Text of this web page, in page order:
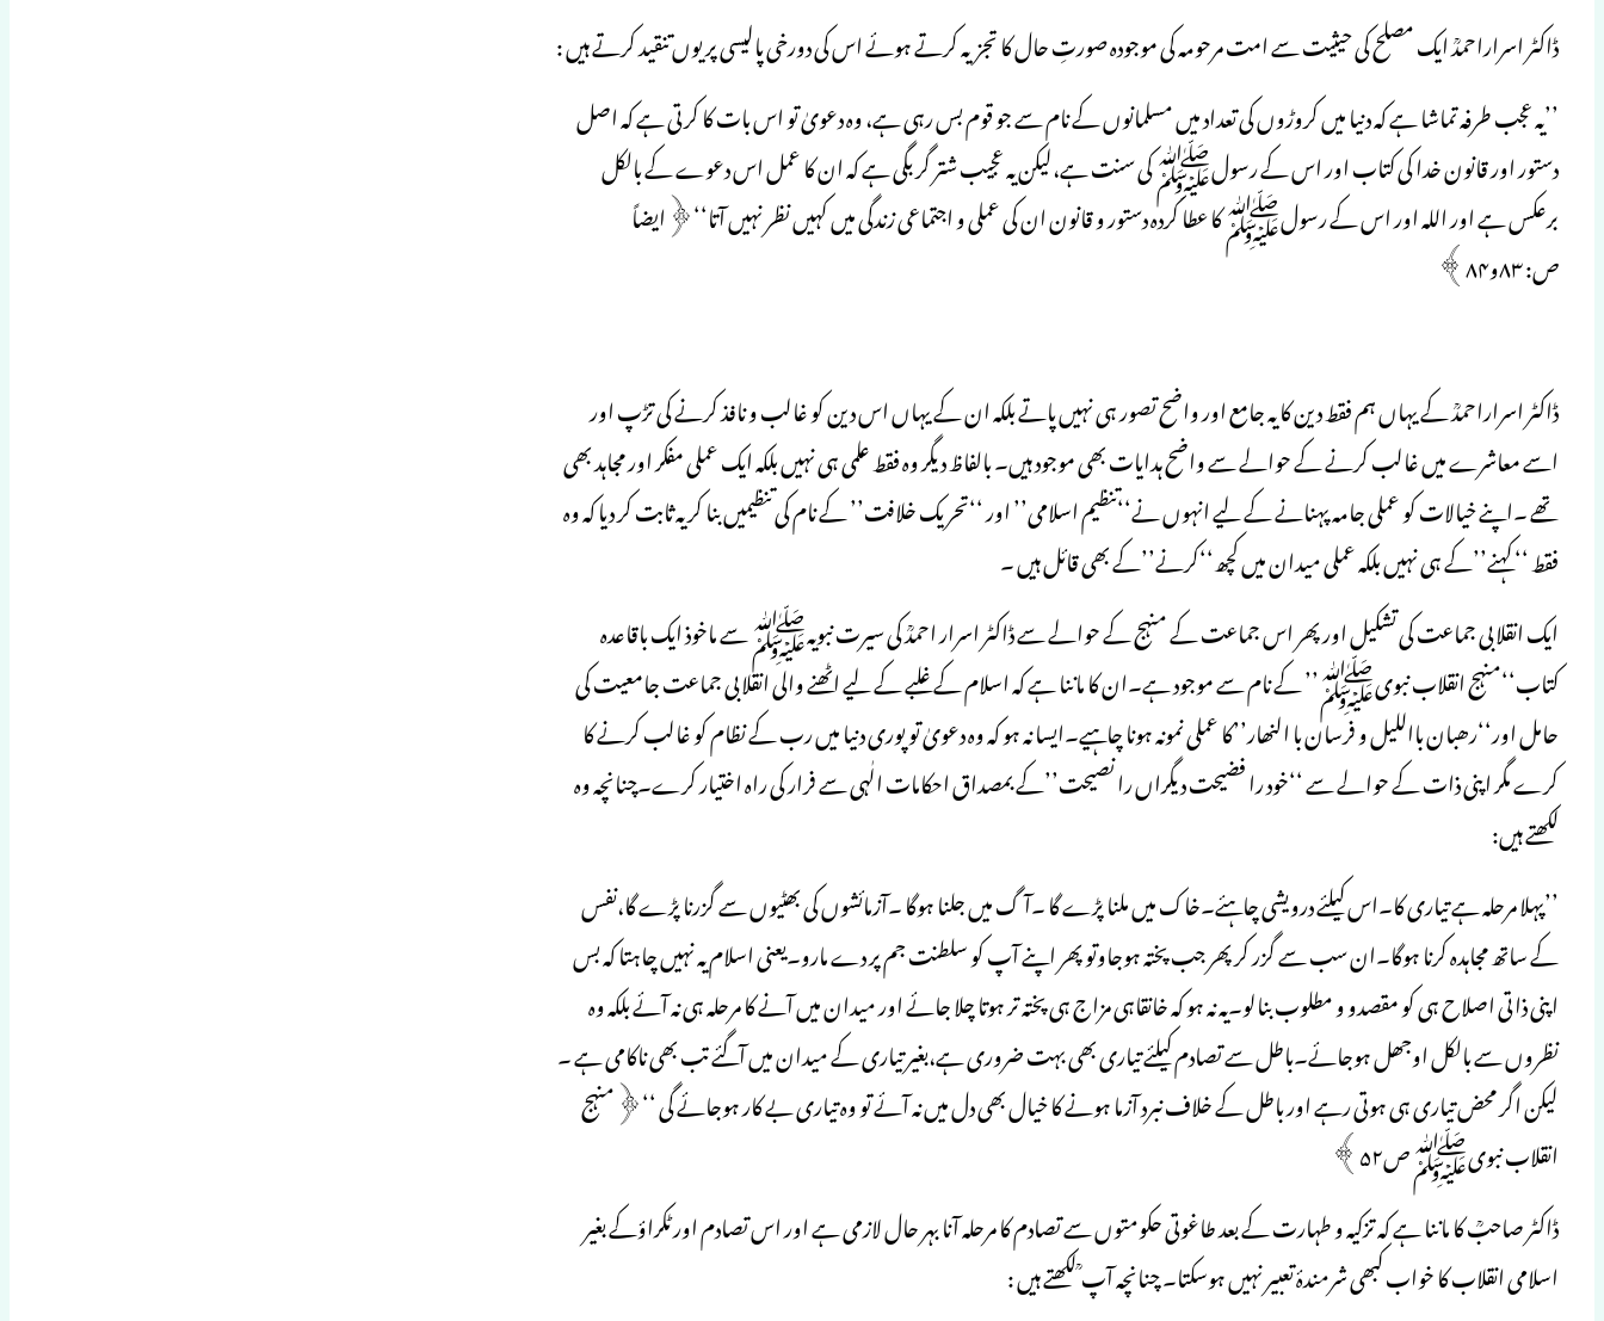
ڈاکٹر اسراراحمدؒ ایک مصلح کی حیثیت سے امت مرحومہ کی موجودہ صورتِ حال کا تجزیہ کرتے ہوئے اس کی دورخی پالیسی پر یوں تنقید کرتے ہیں :
’’یہ عجب طرفہ تماشا ہے کہ دنیا میں کروڑوں کی تعداد میں مسلمانوں کے نام سے جو قوم بس رہی ہے، وہ دعویٰ تو اس بات کا کرتی ہے کہ اصل
دستور اور قانون خدا کی کتاب اور اس کے رسولﷺ کی سنت ہے،لیکن یہ عجیب شتر گربگی ہے کہ ان کا عمل اس دعوے کے بالکل
برعکس ہے اور اللہ اور اس کے رسولﷺ کا عطا کردہ دستور و قانون ان کی عملی و اجتماعی زندگی میں کہیں نظر نہیں آتا‘‘﴿ایضاً
ص: ۸۳و۸۴﴾
ڈاکٹر اسراراحمدؒ کے یہاں ہم فقط دین کا یہ جامع اور واضح تصور ہی نہیں پاتے بلکہ ان کے یہاں اس دین کو غالب و نافذ کرنے کی تڑپ اور
اسے معاشرے میں غالب کرنے کے حوالے سے واضح ہدایات بھی موجود ہیں۔ بالفاظ دیگر وہ فقط علمی ہی نہیں بلکہ ایک عملی مفکر اور مجاہد بھی
تھے ۔اپنے خیالات کو عملی جامہ پہنانے کے لیے انہوں نے‘‘تنظیم اسلامی’’ اور ‘‘تحریک خلافت’’ کے نام کی تنظیمیں بنا کر یہ ثابت کر دیا کہ وہ
فقط ‘‘کہنے’’کے ہی نہیں بلکہ عملی میدان میں کچھ‘‘کرنے’’کے بھی قائل ہیں ۔
ایک انقلابی جماعت کی تشکیل اور پھر اس جماعت کے منہج کے حوالے سے ڈاکٹر اسرار احمدؒ کی سیرت نبویہﷺ سے ماخوذ ایک باقاعدہ
کتاب‘‘منہج انقلاب نبویﷺ’’ کے نام سے موجود ہے۔ان کا ماننا ہے کہ اسلام کے غلبے کے لیے اٹھنے والی انقلابی جماعت جامعیت کی
حامل اور‘‘رھبان بااللیل و فرسان با النھار’’کا عملی نمونہ ہونا چاہیے۔ایسا نہ ہو کہ وہ دعویٰ تو پوری دنیا میں رب کے نظام کو غالب کرنے کا
کرے مگر اپنی ذات کے حوالے سے ‘‘خود را فضیحت دیگراں را نصیحت’’کے بمصداق احکامات الٰہی سے فرار کی راہ اختیار کرے۔چنانچہ وہ
لکھتے ہیں:
’’پہلا مرحلہ ہے تیاری کا۔اس کیلئے درویشی چاہئے۔خاک میں ملنا پڑے گا ۔آگ میں جلنا ہوگا ۔آزمائشوں کی بھٹیوں سے گزرنا پڑے گا،نفس
کے ساتھ مجاہدہ کرنا ہوگا۔ان سب سے گزر کر پھر جب پختہ ہوجاوتو پھر اپنے آپ کو سلطنت جم پر دے مارو۔یعنی اسلام یہ نہیں چاہتا کہ بس
اپنی ذاتی اصلاح ہی کو مقصدو و مطلوب بنالو۔یہ نہ ہو کہ خانقاہی مزاج ہی پختہ تر ہوتا چلا جائے اور میدان میں آنے کا مرحلہ ہی نہ آئے بلکہ وہ
نظروں سے بالکل اوجھل ہوجائے۔باطل سے تصادم کیلئے تیاری بھی بہت ضروری ہے،بغیر تیاری کے میدان میں آگئے تب بھی ناکامی ہے ۔
لیکن اگر محض تیاری ہی ہوتی رہے اور باطل کے خلاف نبرد آزما ہونے کا خیال بھی دل میں نہ آئے تو وہ تیاری بے کار ہوجائے گی ‘‘﴿منہج
انقلاب نبویﷺ ص۵۲﴾
ڈاکٹر صاحبؒ کا ماننا ہے کہ تزکیہ و طہارت کے بعد طاغوتی حکومتوں سے تصادم کا مرحلہ آنا بہر حال لازمی ہے اور اس تصادم اور ٹکراؤکے بغیر
اسلامی انقلاب کا خواب کبھی شرمندۂ تعبیر نہیں ہوسکتا۔ چنانچہ آپ ؒ لکھتے ہیں :